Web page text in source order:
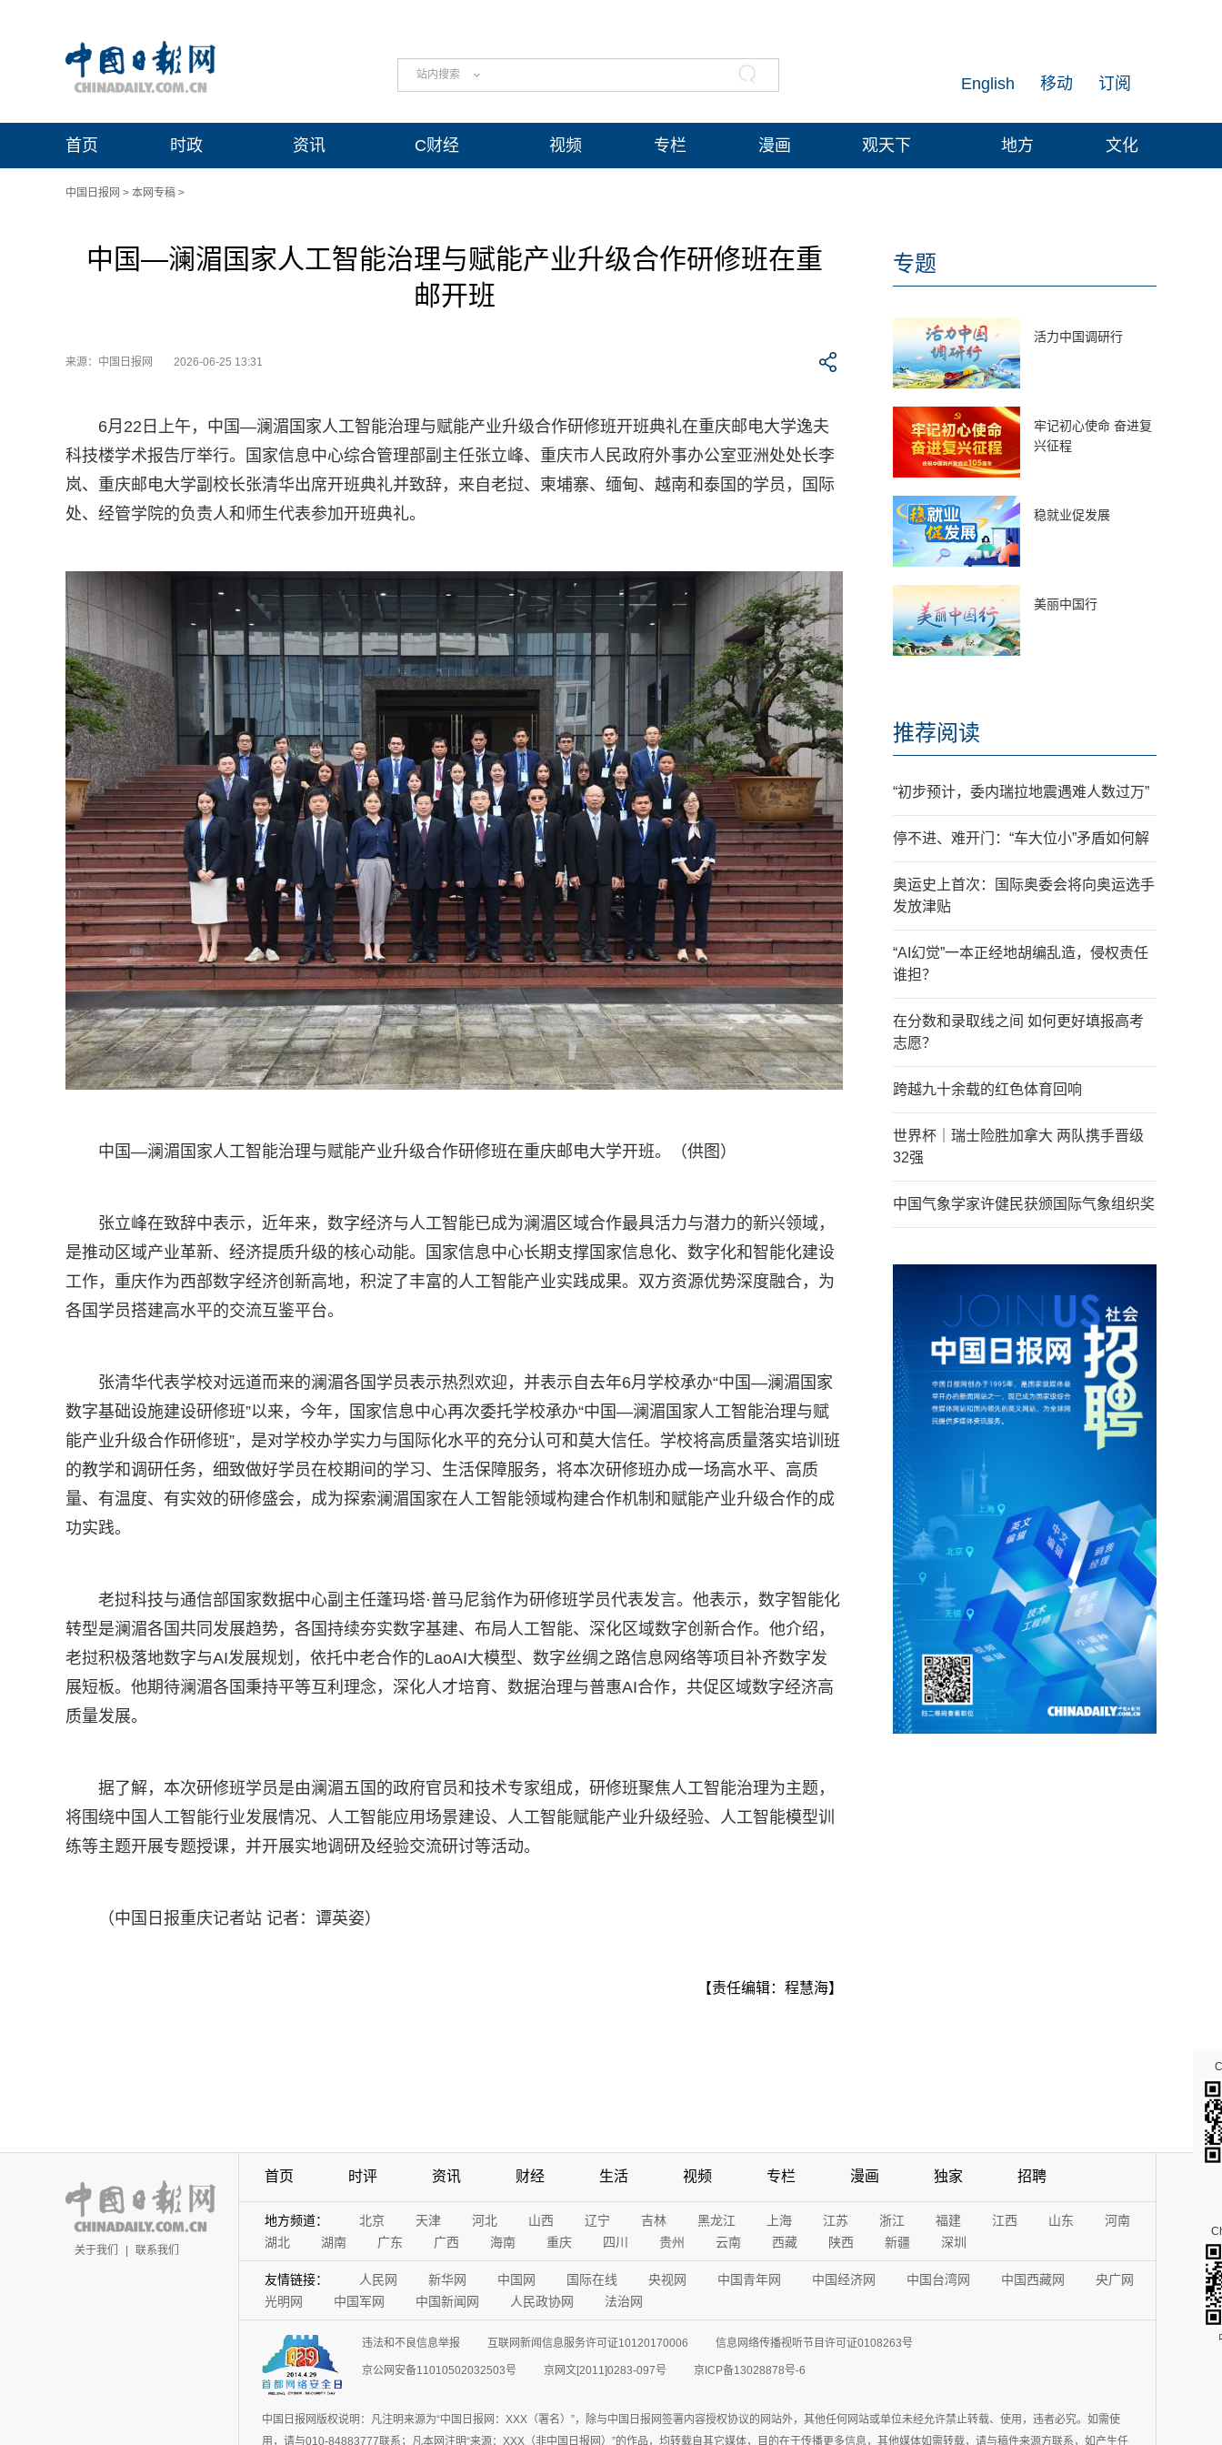
站内搜索 订阅
移动
English
首页 时政 资讯 C财经 视频 专栏 漫画 观天下 地方 文化
中国日报网 > 本网专稿 >
中国—澜湄国家人工智能治理与赋能产业升级合作研修班在重
邮开班
来源：中国日报网 2026-06-25 13:31
6月22日上午，中国—澜湄国家人工智能治理与赋能产业升级合作研修班开班典礼在重庆邮电大学逸夫
科技楼学术报告厅举行。国家信息中心综合管理部副主任张立峰、重庆市人民政府外事办公室亚洲处处长李
岚、重庆邮电大学副校长张清华出席开班典礼并致辞，来自老挝、柬埔寨、缅甸、越南和泰国的学员，国际
处、经管学院的负责人和师生代表参加开班典礼。
中国—澜湄国家人工智能治理与赋能产业升级合作研修班在重庆邮电大学开班。（供图）
张立峰在致辞中表示，近年来，数字经济与人工智能已成为澜湄区域合作最具活力与潜力的新兴领域，
是推动区域产业革新、经济提质升级的核心动能。国家信息中心长期支撑国家信息化、数字化和智能化建设
工作，重庆作为西部数字经济创新高地，积淀了丰富的人工智能产业实践成果。双方资源优势深度融合，为
各国学员搭建高水平的交流互鉴平台。
张清华代表学校对远道而来的澜湄各国学员表示热烈欢迎，并表示自去年6月学校承办“中国—澜湄国家
数字基础设施建设研修班”以来，今年，国家信息中心再次委托学校承办“中国—澜湄国家人工智能治理与赋
能产业升级合作研修班”，是对学校办学实力与国际化水平的充分认可和莫大信任。学校将高质量落实培训班
的教学和调研任务，细致做好学员在校期间的学习、生活保障服务，将本次研修班办成一场高水平、高质
量、有温度、有实效的研修盛会，成为探索澜湄国家在人工智能领域构建合作机制和赋能产业升级合作的成
功实践。
老挝科技与通信部国家数据中心副主任蓬玛塔·普马尼翁作为研修班学员代表发言。他表示，数字智能化
转型是澜湄各国共同发展趋势，各国持续夯实数字基建、布局人工智能、深化区域数字创新合作。他介绍，
老挝积极落地数字与AI发展规划，依托中老合作的LaoAI大模型、数字丝绸之路信息网络等项目补齐数字发
展短板。他期待澜湄各国秉持平等互利理念，深化人才培育、数据治理与普惠AI合作，共促区域数字经济高
质量发展。
据了解，本次研修班学员是由澜湄五国的政府官员和技术专家组成，研修班聚焦人工智能治理为主题，
将围绕中国人工智能行业发展情况、人工智能应用场景建设、人工智能赋能产业升级经验、人工智能模型训
练等主题开展专题授课，并开展实地调研及经验交流研讨等活动。
（中国日报重庆记者站 记者：谭英姿）
【责任编辑：程慧海】
专题
活力中国调研行
牢记初心使命 奋进复
兴征程
稳就业促发展
美丽中国行
推荐阅读
“初步预计，委内瑞拉地震遇难人数过万”
停不进、难开门：“车大位小”矛盾如何解
奥运史上首次：国际奥委会将向奥运选手
发放津贴
“AI幻觉”一本正经地胡编乱造，侵权责任
谁担？
在分数和录取线之间 如何更好填报高考
志愿？
跨越九十余载的红色体育回响
世界杯｜瑞士险胜加拿大 两队携手晋级
32强
中国气象学家许健民获颁国际气象组织奖
关于我们 | 联系我们
首页 时评 资讯 财经 生活 视频 专栏 漫画 独家 招聘
地方频道： 北京 天津 河北 山西 辽宁 吉林 黑龙江 上海 江苏 浙江 福建 江西 山东
河南
湖北
湖南 广东 广西 海南 重庆 四川 贵州 云南 西藏 陕西 新疆 深圳
友情链接： 人民网 新华网 中国网 国际在线 央视网 中国青年网 中国经济网 中国台湾网 中国西藏网
央广网
光明网
中国军网 中国新闻网 人民政协网 法治网
违法和不良信息举报 互联网新闻信息服务许可证10120170006 信息网络传播视听节目许可证0108263号
京公网安备11010502032503号 京网文[2011]0283-097号 京ICP备13028878号-6
中国日报网版权说明：凡注明来源为“中国日报网：XXX（署名）”，除与中国日报网签署内容授权协议的网站外，其他任何网站或单位未经允许禁止转载、使用，违者必究。如需使
用，请与010-84883777联系；凡本网注明“来源：XXX（非中国日报网）”的作品，均转载自其它媒体，目的在于传播更多信息，其他媒体如需转载，请与稿件来源方联系，如产生任